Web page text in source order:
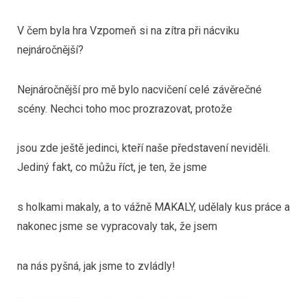
V čem byla hra Vzpomeň si na zítra při nácviku
nejnáročnější?
Nejnáročnější pro mě bylo nacvičení celé závěrečné
scény. Nechci toho moc prozrazovat, protože
jsou zde ještě jedinci, kteří naše představení neviděli.
Jediný fakt, co můžu říct, je ten, že jsme
s holkami makaly, a to vážně MAKALY, udělaly kus práce a
nakonec jsme se vypracovaly tak, že jsem
na nás pyšná, jak jsme to zvládly!